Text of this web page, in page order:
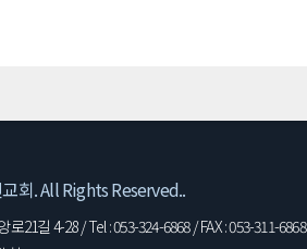
회. All Rights Reserved..
로21길 4-28 / Tel : 053-324-6868 / FAX : 053-311-6868